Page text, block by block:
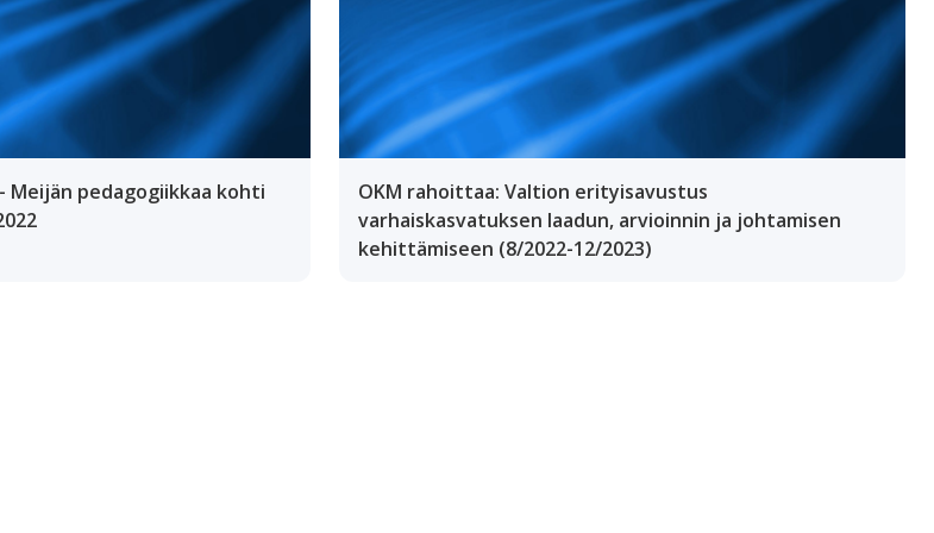
pedagogiikkaa kohti
OKM rahoittaa: Valtion erityisavustus
varhaiskasvatuksen laadun, arvioinnin ja johtamisen
kehittämiseen (8/2022-12/2023)